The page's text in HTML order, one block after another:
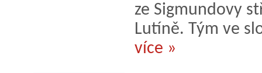
ze Sigmundovy
Lutíně. Tým ve
více »